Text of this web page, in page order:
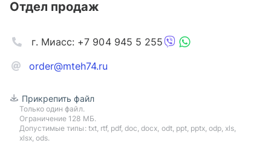
Отдел продаж
order@mteh74.ru
г. Миасс: +7 904 945 5 255
Прикрепить файл
Только один файл.
Ограничение 128 МБ.
Допустимые типы: txt, rtf, pdf, doc, docx, odt, ppt, pptx, odp, xls,
xlsx, ods.